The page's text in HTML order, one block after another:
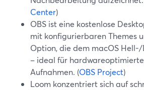
Center)
OBS ist eine kostenlose
mit konfigurierbaren Themes
Option, die dem macOS
– ideal für
Aufnahmen. (OBS Project)
Loom konzentriert sich auf